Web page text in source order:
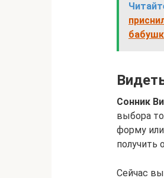
Сонник
выбора
форму
получить
Сейчас